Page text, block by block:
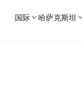
国际 哈萨克斯坦